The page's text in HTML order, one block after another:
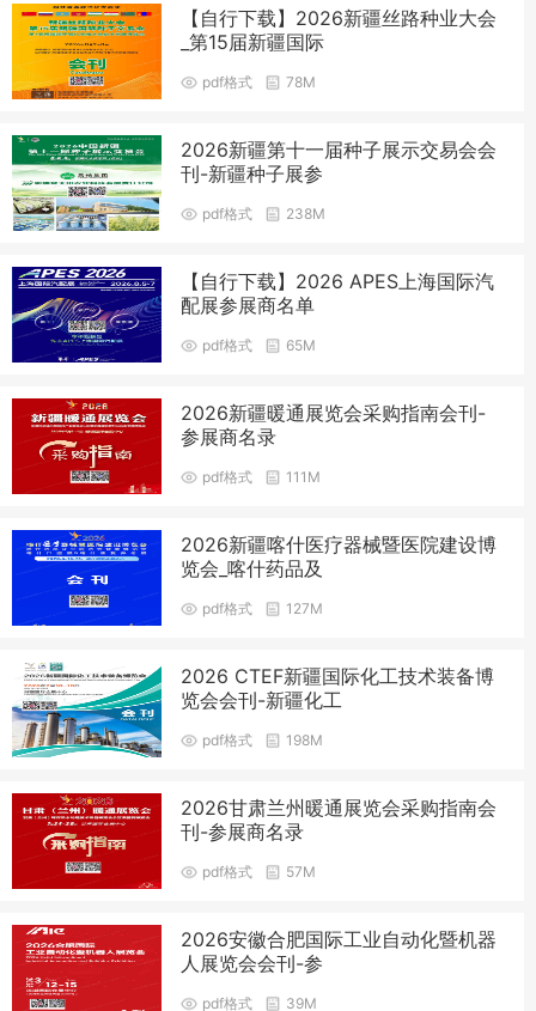
【自行下载】2026新疆丝路种业大会
_第15届新疆国际
pdf格式 78M
2026新疆第十一届种子展示交易会会
刊-新疆种子展参
pdf格式 238M
【自行下载】2026 APES上海国际汽
配展参展商名单
pdf格式 65M
2026新疆暖通展览会采购指南会刊-
参展商名录
pdf格式 111M
2026新疆喀什医疗器械暨医院建设博
览会_喀什药品及
pdf格式 127M
2026 CTEF新疆国际化工技术装备博
览会会刊-新疆化工
pdf格式 198M
2026甘肃兰州暖通展览会采购指南会
刊-参展商名录
pdf格式 57M
2026安徽合肥国际工业自动化暨机器
人展览会会刊-参
pdf格式 39M